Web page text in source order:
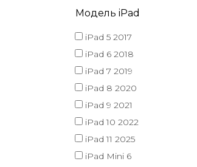
Модель iPad
iPad 5 2017
iPad 6 2018
iPad 7 2019
iPad 8 2020
iPad 9 2021
iPad 10 2022
iPad 11 2025
iPad Mini 6